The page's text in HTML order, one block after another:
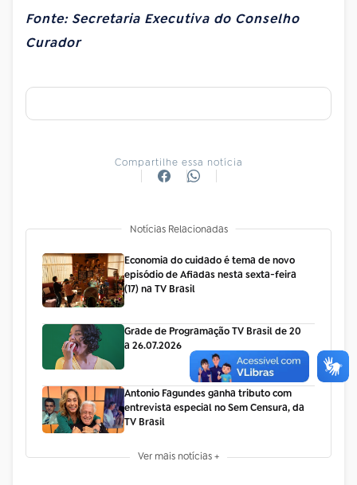
Fonte: Secretaria Executiva do Conselho
Curador
Compartilhe essa notícia
Notícias Relacionadas
Economia do cuidado é tema de novo
episódio de Afiadas nesta sexta-feira
(17) na TV Brasil
Grade de Programação TV Brasil de 20
a 26.07.2026
Antonio Fagundes ganha tributo com
entrevista especial no Sem Censura, da
TV Brasil
Ver mais notícias +